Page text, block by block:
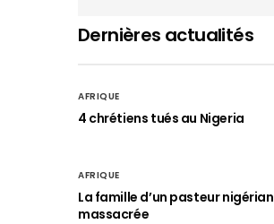
Dernières actualités
AFRIQUE
4 chrétiens tués au Nigeria
AFRIQUE
La famille d’un pasteur nigérian
massacrée